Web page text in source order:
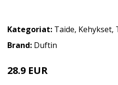
Kategoriat: Taide, Kehykset,
Brand: Duftin
28.9 EUR